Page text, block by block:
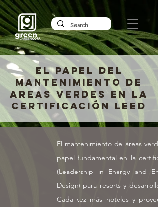
EL PAPEL DEL
MANTENIMIENTO DE
AREAS VERDES EN LA
CERTIFICACIÓN LEED
El mantenimiento de áreas
papel fundamental en la
(Leadership in Energy and
Design) para resorts y
Cada vez más hoteles y